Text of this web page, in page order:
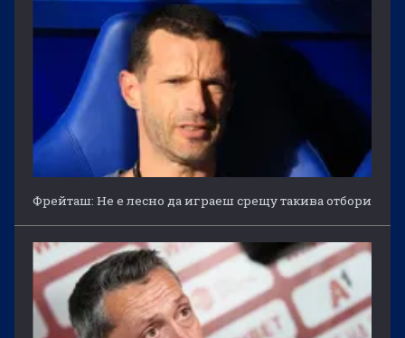
Фрейташ: Не е лесно да играеш срещу такива отбори